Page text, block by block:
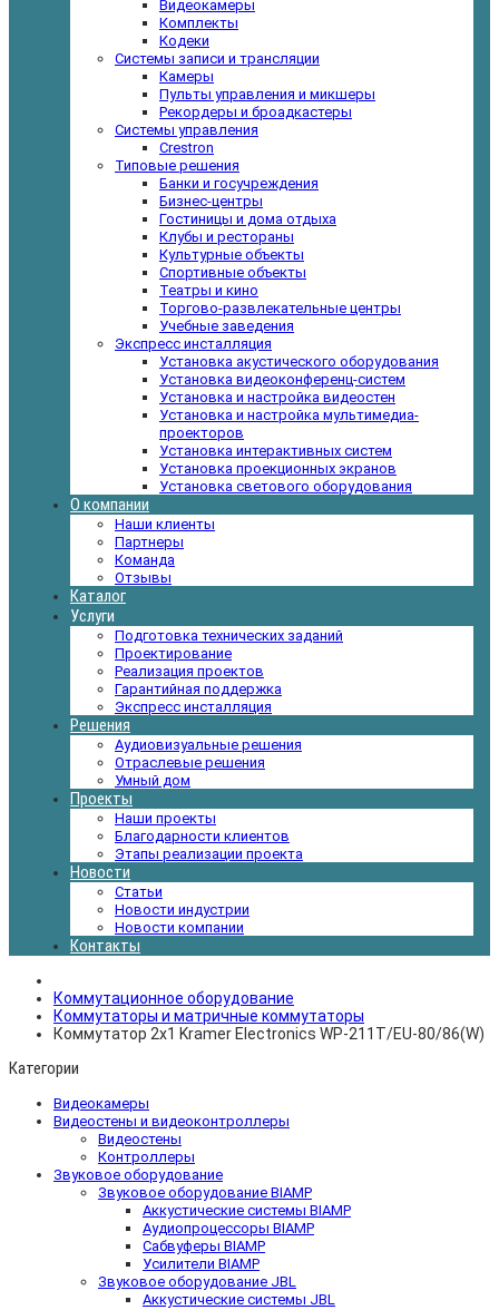
Видеокамеры
Комплекты
Кодеки
Системы записи и трансляции
Камеры
Пульты управления и микшеры
Рекордеры и броадкастеры
Системы управления
Crestron
Типовые решения
Банки и госучреждения
Бизнес-центры
Гостиницы и дома отдыха
Клубы и рестораны
Культурные объекты
Спортивные объекты
Театры и кино
Торгово-развлекательные центры
Учебные заведения
Экспресс инсталляция
Установка акустического оборудования
Установка видеоконференц-систем
Установка и настройка видеостен
Установка и настройка мультимедиа-
проекторов
Установка интерактивных систем
Установка проекционных экранов
Установка светового оборудования
О компании
Наши клиенты
Партнеры
Команда
Отзывы
Каталог
Услуги
Подготовка технических заданий
Проектирование
Реализация проектов
Гарантийная поддержка
Экспресс инсталляция
Решения
Аудиовизуальные решения
Отраслевые решения
Умный дом
Проекты
Наши проекты
Благодарности клиентов
Этапы реализации проекта
Новости
Статьи
Новости индустрии
Новости компании
Контакты
Коммутационное оборудование
Коммутаторы и матричные коммутаторы
Коммутатор 2х1 Kramer Electronics WP-211T/EU-80/86(W)
Категории
Видеокамеры
Видеостены и видеоконтроллеры
Видеостены
Контроллеры
Звуковое оборудование
Звуковое оборудование BIAMP
Аккустические системы BIAMP
Аудиопроцессоры BIAMP
Сабвуферы BIAMP
Усилители BIAMP
Звуковое оборудование JBL
Аккустические системы JBL